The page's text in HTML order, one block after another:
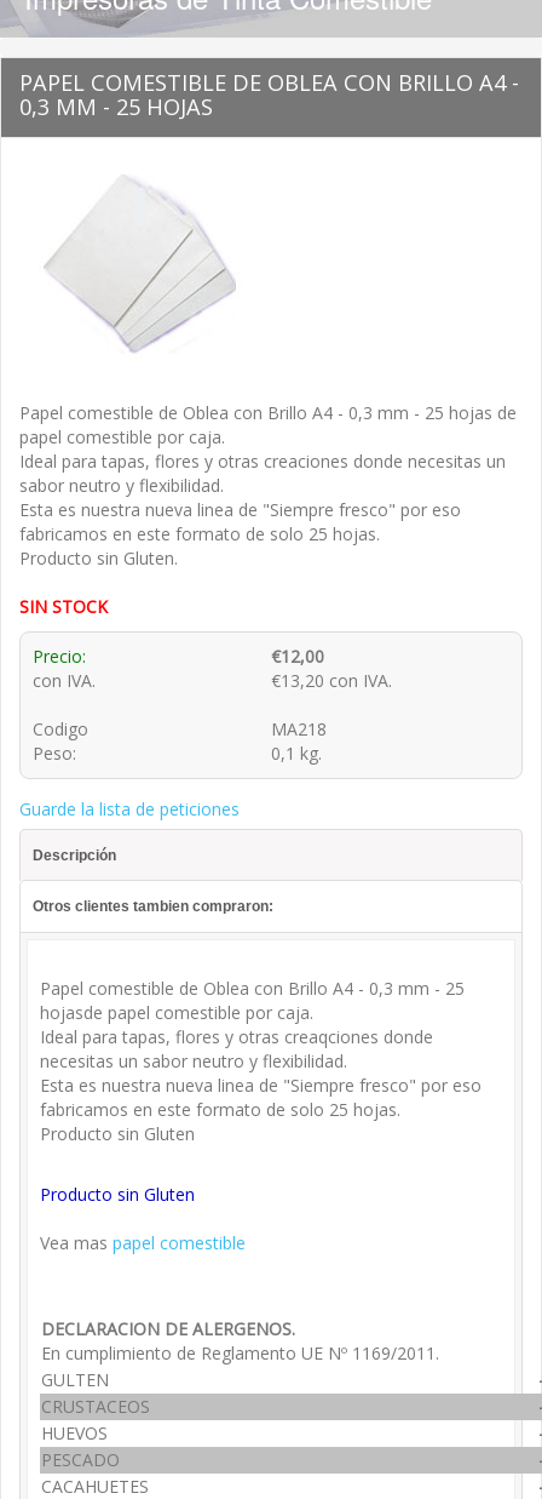
PAPEL COMESTIBLE DE OBLEA CON BRILLO A4 -
0,3 MM - 25 HOJAS
Papel comestible de Oblea con Brillo A4 - 0,3 mm - 25 hojas de
papel comestible por caja.
Ideal para tapas, flores y otras creaciones donde necesitas un
sabor neutro y flexibilidad.
Esta es nuestra nueva linea de "Siempre fresco" por eso
fabricamos en este formato de solo 25 hojas.
Producto sin Gluten.
SIN STOCK
Precio:
€12,00
con IVA.
€13,20 con IVA.
Codigo
MA218
Peso:
0,1 kg.
Guarde la lista de peticiones
Descripción
Otros clientes tambien compraron:
Papel comestible de Oblea con Brillo A4 - 0,3 mm - 25
hojasde papel comestible por caja.
Ideal para tapas, flores y otras creaqciones donde
necesitas un sabor neutro y flexibilidad.
Esta es nuestra nueva linea de "Siempre fresco" por eso
fabricamos en este formato de solo 25 hojas.
Producto sin Gluten
Producto sin Gluten
Vea mas papel comestible
DECLARACION DE ALERGENOS.
En cumplimiento de Reglamento UE Nº 1169/2011.
GULTEN
CRUSTACEOS
HUEVOS
PESCADO
CACAHUETES